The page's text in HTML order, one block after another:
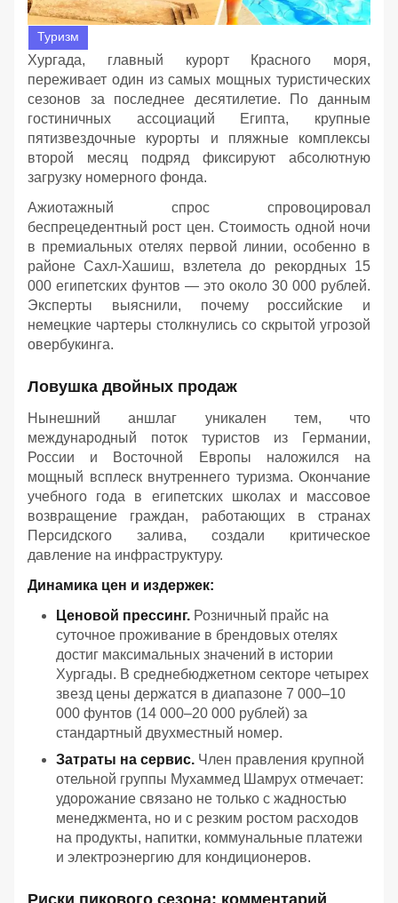
Туризм
Хургада, главный курорт Красного моря,
переживает один из самых мощных туристических
сезонов за последнее десятилетие. По данным
гостиничных ассоциаций Египта, крупные
пятизвездочные курорты и пляжные комплексы
второй месяц подряд фиксируют абсолютную
загрузку номерного фонда.
Ажиотажный спрос спровоцировал
беспрецедентный рост цен. Стоимость одной ночи
в премиальных отелях первой линии, особенно в
районе Сахл-Хашиш, взлетела до рекордных 15
000 египетских фунтов — это около 30 000 рублей.
Эксперты выяснили, почему российские и
немецкие чартеры столкнулись со скрытой угрозой
овербукинга.
Ловушка двойных продаж
Нынешний аншлаг уникален тем, что
международный поток туристов из Германии,
России и Восточной Европы наложился на
мощный всплеск внутреннего туризма. Окончание
учебного года в египетских школах и массовое
возвращение граждан, работающих в странах
Персидского залива, создали критическое
давление на инфраструктуру.
Динамика цен и издержек:
Ценовой прессинг. Розничный прайс на
суточное проживание в брендовых отелях
достиг максимальных значений в истории
Хургады. В среднебюджетном секторе четырех
звезд цены держатся в диапазоне 7 000–10
000 фунтов (14 000–20 000 рублей) за
стандартный двухместный номер.
Затраты на сервис. Член правления крупной
отельной группы Мухаммед Шамрух отмечает:
удорожание связано не только с жадностью
менеджмента, но и с резким ростом расходов
на продукты, напитки, коммунальные платежи
и электроэнергию для кондиционеров.
Риски пикового сезона: комментарий